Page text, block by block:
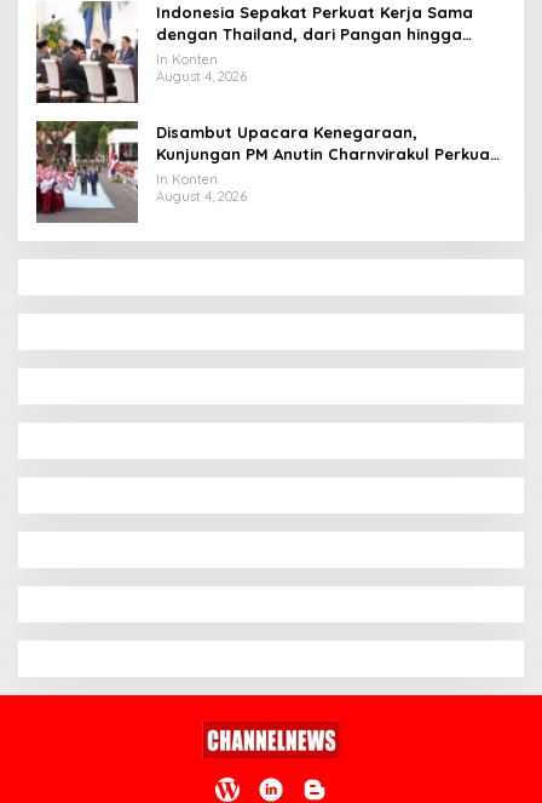
Indonesia Sepakat Perkuat Kerja Sama
dengan Thailand, dari Pangan hingga
Ekonomi Digital
In Konten
August 4, 2026
Disambut Upacara Kenegaraan,
Kunjungan PM Anutin Charnvirakul Perkuat
Hubungan Indonesia-Thailand
In Konten
August 4, 2026